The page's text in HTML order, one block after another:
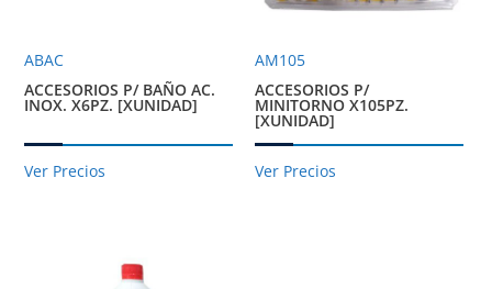
ABAC
ACCESORIOS P/ BAÑO AC.
INOX. X6PZ. [XUNIDAD]
Ver Precios
AM105
ACCESORIOS P/
MINITORNO X105PZ.
[XUNIDAD]
Ver Precios